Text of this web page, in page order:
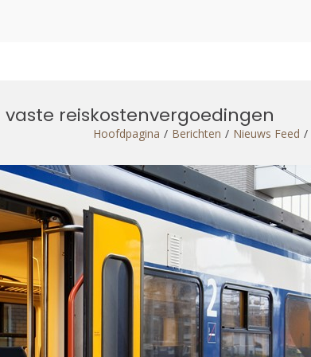
reiskostenvergoedingen
Hoofdpagina Berichten Nieuws Feed